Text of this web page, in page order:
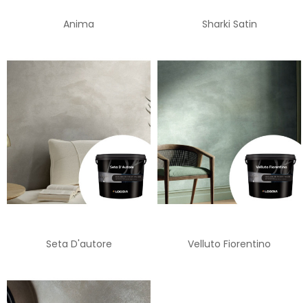
Anima Sharki Satin
Seta D'autore Velluto Fiorentino